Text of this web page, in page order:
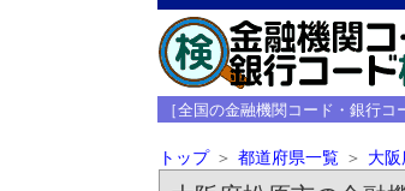
［全国の金融機関コード・銀行
トップ 都道府県一覧 大阪